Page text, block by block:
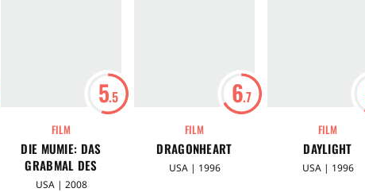
5.5
FILM
DIE MUMIE: DAS
GRABMAL DES
DRACHENKAISERS
USA | 2008
6.7
FILM
DRAGONHEART
USA | 1996
FILM
DAYLIGHT
USA | 1996